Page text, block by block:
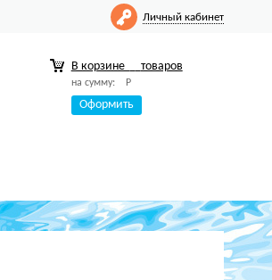
Личный кабинет
В корзине товаров
на сумму: Р
Оформить